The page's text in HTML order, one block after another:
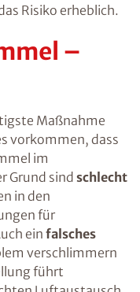
Risiko erheblich.
–
Maßnahme
vorkommen, dass
im
Grund sind schlecht
in den
für
ein falsches
verschlimmern
führt